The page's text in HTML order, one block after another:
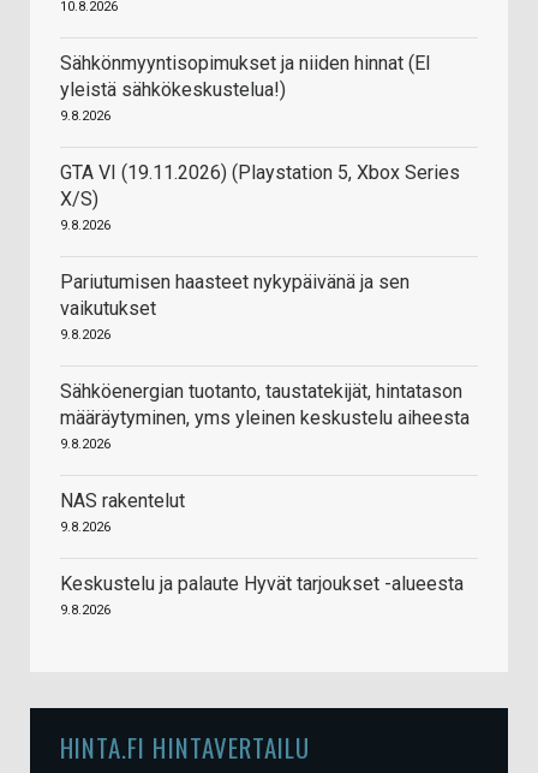
10.8.2026
Sähkönmyyntisopimukset ja niiden hinnat (EI
yleistä sähkökeskustelua!)
9.8.2026
GTA VI (19.11.2026) (Playstation 5, Xbox Series
X/S)
9.8.2026
Pariutumisen haasteet nykypäivänä ja sen
vaikutukset
9.8.2026
Sähköenergian tuotanto, taustatekijät, hintatason
määräytyminen, yms yleinen keskustelu aiheesta
9.8.2026
NAS rakentelut
9.8.2026
Keskustelu ja palaute Hyvät tarjoukset -alueesta
9.8.2026
HINTA.FI HINTAVERTAILU